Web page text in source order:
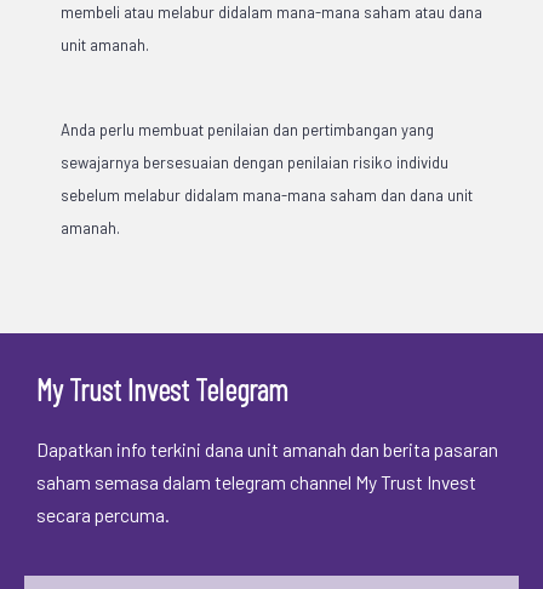
membeli atau melabur didalam mana-mana saham atau dana
unit amanah.
Anda perlu membuat penilaian dan pertimbangan yang
sewajarnya bersesuaian dengan penilaian risiko individu
sebelum melabur didalam mana-mana saham dan dana unit
amanah.
My Trust Invest Telegram
Dapatkan info terkini dana unit amanah dan berita pasaran
saham semasa dalam telegram channel My Trust Invest
secara percuma.